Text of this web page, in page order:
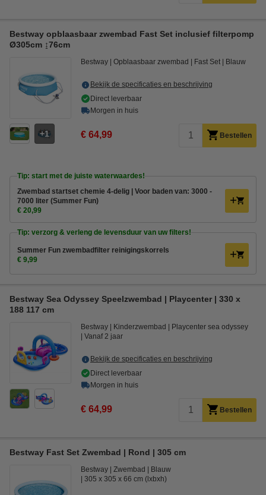
Bestway opblaasbaar zwembad Fast Set inclusief filterpomp
Ø305cm ↨76cm
1
Bestway Opblaasbaar zwembad Fast Set Blauw
Bekijk de specificaties en beschrijving
Direct leverbaar
Morgen in huis
€ 64,99 Bestellen
Tip: start met de juiste waterwaardes!
Zwembad startset chemie 4-delig | Voor baden van: 3000 -
7000 liter (Summer Fun)
€ 20,99
Tip: verzorg & verleng de levensduur van uw filters!
Summer Fun zwembadfilter reinigingskorrels
€ 9,99
Bestway Sea Odyssey Speelzwembad | Playcenter | 330 x
188 117 cm
Bestway Kinderzwembad
Playcenter sea odyssey
Vanaf 2 jaar
Bekijk de specificaties en beschrijving
Direct leverbaar
Morgen in huis
€ 64,99 Bestellen
Bestway Fast Set Zwembad | Rond | 305 cm
Bestway Zwembad
Blauw
305 x 305 x 66 cm (lxbxh)